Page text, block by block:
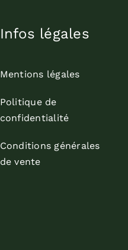
Infos légales
Mentions légales
Politique de
confidentialité
Conditions générales
de vente